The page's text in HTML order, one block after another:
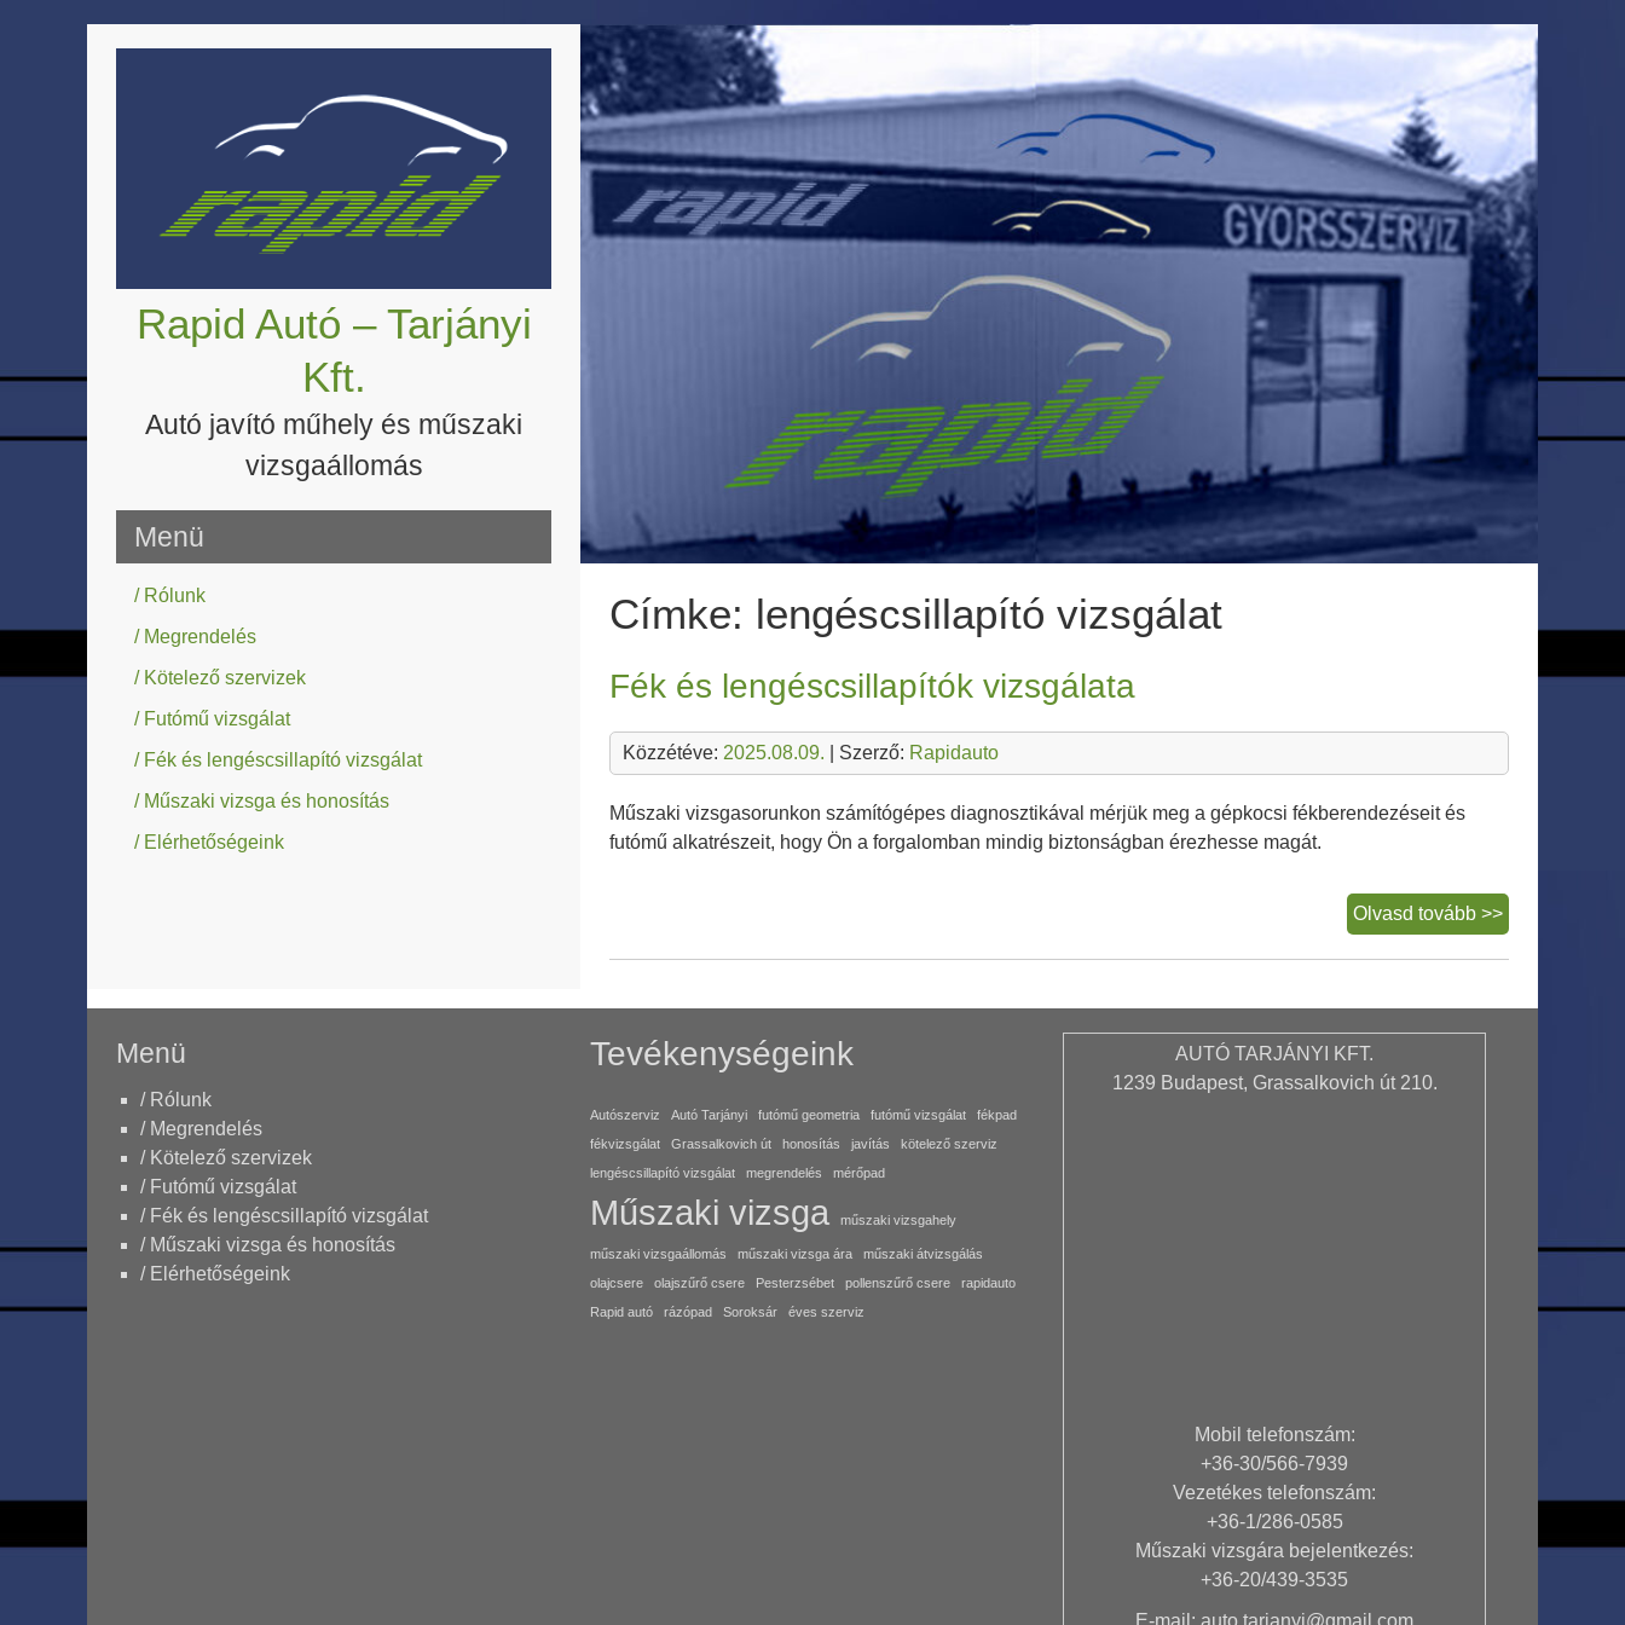
Rapid Autó – Tarjányi
Kft.
Autó javító műhely és műszaki
vizsgaállomás
Menü
/ Rólunk
/ Megrendelés
/ Kötelező szervizek
/ Futómű vizsgálat
/ Fék és lengéscsillapító vizsgálat
/ Műszaki vizsga és honosítás
/ Elérhetőségeink
Címke: lengéscsillapító vizsgálat
Fék és lengéscsillapítók vizsgálata
Közzétéve: 2025.08.09. | Szerző: Rapidauto
Műszaki vizsgasorunkon számítógépes diagnosztikával mérjük meg a gépkocsi fékberendezéseit és
futómű alkatrészeit, hogy Ön a forgalomban mindig biztonságban érezhesse magát.
Olvasd tovább >>Fék
és
Menü
/ Rólunk
/ Megrendelés
/ Kötelező szervizek
/ Futómű vizsgálat
/ Fék és lengéscsillapító vizsgálat
/ Műszaki vizsga és honosítás
/ Elérhetőségeink
Tevékenységeink
Autószerviz Autó Tarjányi futómű geometria futómű vizsgálat
fékpad
fékvizsgálat
Grassalkovich út honosítás javítás
kötelező szerviz
lengéscsillapító vizsgálat
megrendelés mérőpad
Műszaki vizsga műszaki vizsgahely
műszaki vizsgaállomás műszaki vizsga ára
műszaki átvizsgálás
olajcsere
olajszűrő csere Pesterzsébet pollenszűrő csere
rapidauto
Rapid autó
rázópad Soroksár éves szerviz
AUTÓ TARJÁNYI KFT.
1239 Budapest, Grassalkovich út 210.
Mobil telefonszám:
+36-30/566-7939
Vezetékes telefonszám:
+36-1/286-0585
Műszaki vizsgára bejelentkezés:
+36-20/439-3535
E-mail:auto.tarjanyi@gmail.com